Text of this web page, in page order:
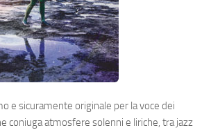
e sicuramente originale per la voce dei
coniuga atmosfere solenni e liriche, tra jazz